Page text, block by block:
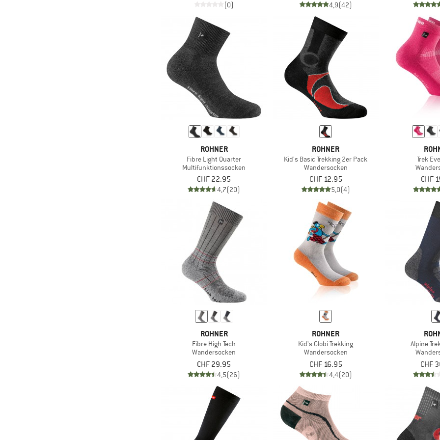
(0) 4,9(42)
ROHNER
Fibre Light Quarter
Multifunktionssocken
CHF 22.95
4,7(20)
ROHNER
Kid's Basic Trekking 2er Pack
Wandersocken
CHF 12.95
5,0(4)
Trek
CHF
ROHNER
Fibre High Tech
Wandersocken
CHF 29.95
4,5(26)
ROHNER
Kid's Globi Trekking
Wandersocken
CHF 16.95
4,4(20)
Alpine
CHF